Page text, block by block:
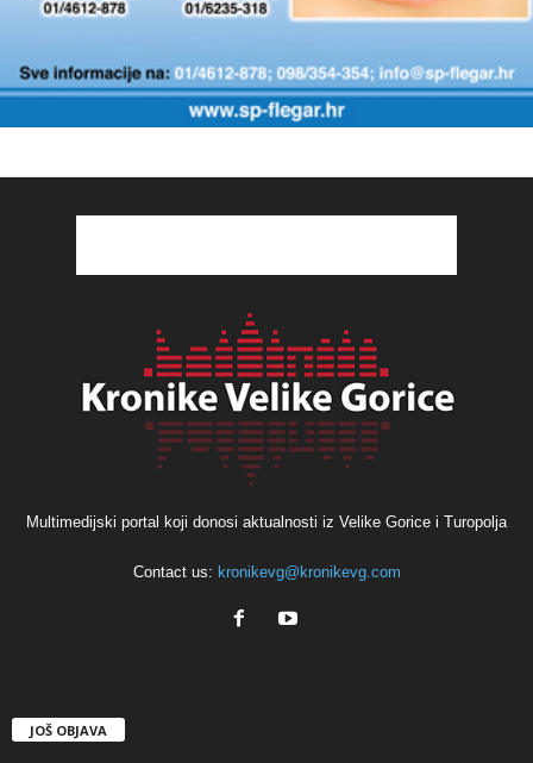
Multimedijski portal koji donosi aktualnosti iz Velike Gorice i Turopolja
Contact us: kronikevg@kronikevg.com
JOŠ OBJAVA